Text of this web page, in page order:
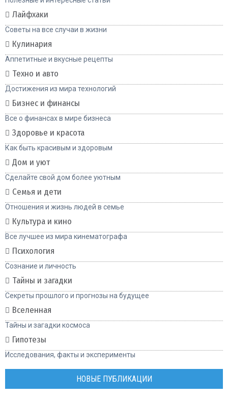
Лайфхаки
Советы на все случаи в жизни
Кулинария
Аппетитные и вкусные рецепты
Техно и авто
Достижения из мира технологий
Бизнес и финансы
Все о финансах в мире бизнеса
Здоровье и красота
Как быть красивым и здоровым
Дом и уют
Сделайте свой дом более уютным
Семья и дети
Отношения и жизнь людей в семье
Культура и кино
Все лучшее из мира кинематографа
Психология
Сознание и личность
Тайны и загадки
Секреты прошлого и прогнозы на будущее
Вселенная
Тайны и загадки космоса
Гипотезы
Исследования, факты и эксперименты
НОВЫЕ ПУБЛИКАЦИИ